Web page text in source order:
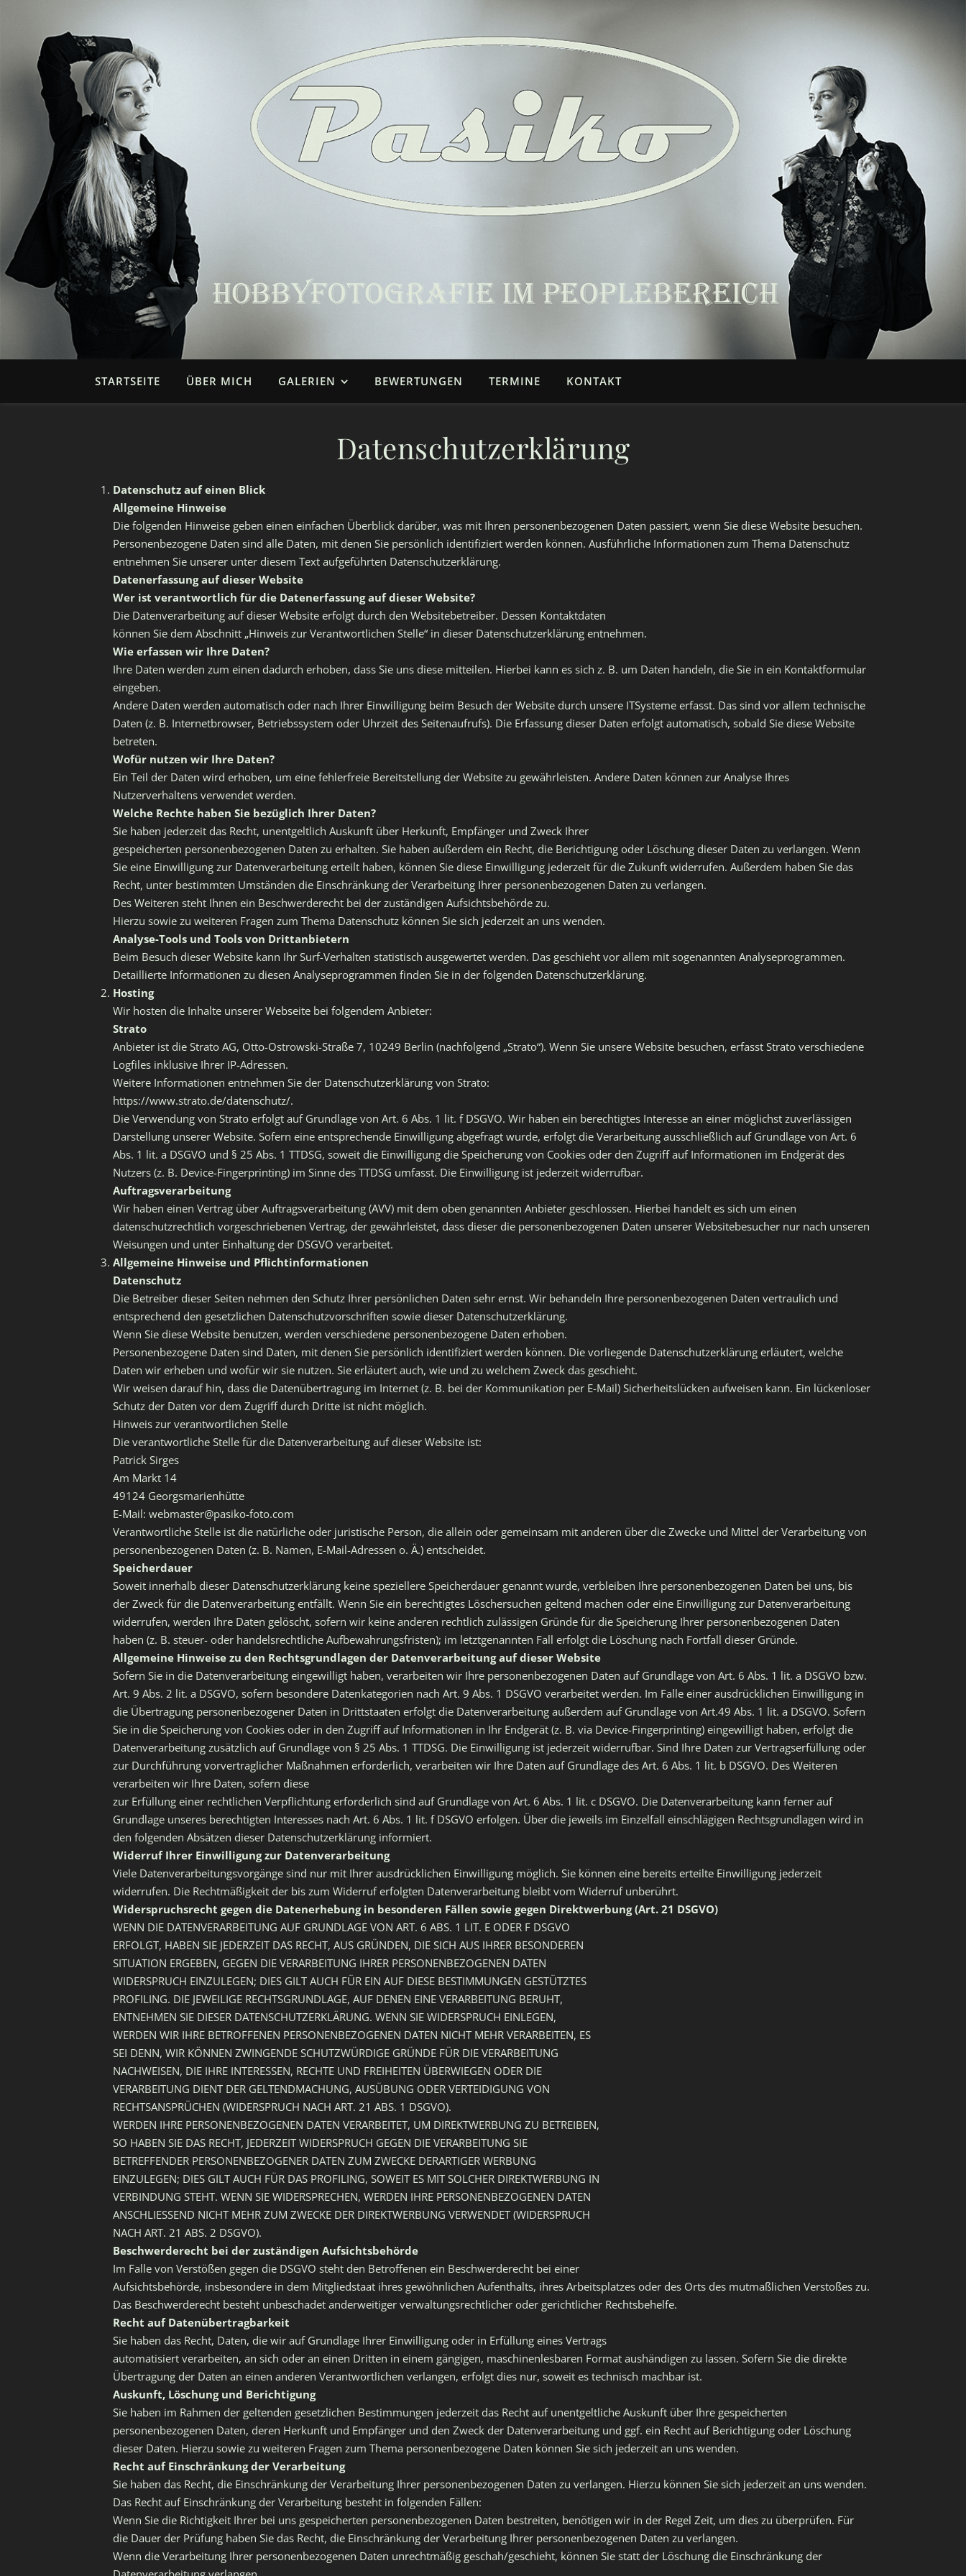
STARTSEITE ÜBER MICH GALERIEN BEWERTUNGEN TERMINE KONTAKT
Datenschutzerklärung
Datenschutz auf einen Blick
Allgemeine Hinweise
Die folgenden Hinweise geben einen einfachen Überblick darüber, was mit Ihren personenbezogenen Daten passiert, wenn Sie diese Website besuchen.
Personenbezogene Daten sind alle Daten, mit denen Sie persönlich identifiziert werden können. Ausführliche Informationen zum Thema Datenschutz
entnehmen Sie unserer unter diesem Text aufgeführten Datenschutzerklärung.
Datenerfassung auf dieser Website
Wer ist verantwortlich für die Datenerfassung auf dieser Website?
Die Datenverarbeitung auf dieser Website erfolgt durch den Websitebetreiber. Dessen Kontaktdaten
können Sie dem Abschnitt „Hinweis zur Verantwortlichen Stelle“ in dieser Datenschutzerklärung entnehmen.
Wie erfassen wir Ihre Daten?
Ihre Daten werden zum einen dadurch erhoben, dass Sie uns diese mitteilen. Hierbei kann es sich z. B. um Daten handeln, die Sie in ein Kontaktformular
eingeben.
Andere Daten werden automatisch oder nach Ihrer Einwilligung beim Besuch der Website durch unsere ITSysteme erfasst. Das sind vor allem technische
Daten (z. B. Internetbrowser, Betriebssystem oder Uhrzeit des Seitenaufrufs). Die Erfassung dieser Daten erfolgt automatisch, sobald Sie diese Website
betreten.
Wofür nutzen wir Ihre Daten?
Ein Teil der Daten wird erhoben, um eine fehlerfreie Bereitstellung der Website zu gewährleisten. Andere Daten können zur Analyse Ihres
Nutzerverhaltens verwendet werden.
Welche Rechte haben Sie bezüglich Ihrer Daten?
Sie haben jederzeit das Recht, unentgeltlich Auskunft über Herkunft, Empfänger und Zweck Ihrer
gespeicherten personenbezogenen Daten zu erhalten. Sie haben außerdem ein Recht, die Berichtigung oder Löschung dieser Daten zu verlangen. Wenn
Sie eine Einwilligung zur Datenverarbeitung erteilt haben, können Sie diese Einwilligung jederzeit für die Zukunft widerrufen. Außerdem haben Sie das
Recht, unter bestimmten Umständen die Einschränkung der Verarbeitung Ihrer personenbezogenen Daten zu verlangen.
Des Weiteren steht Ihnen ein Beschwerderecht bei der zuständigen Aufsichtsbehörde zu.
Hierzu sowie zu weiteren Fragen zum Thema Datenschutz können Sie sich jederzeit an uns wenden.
Analyse-Tools und Tools von Drittanbietern
Beim Besuch dieser Website kann Ihr Surf-Verhalten statistisch ausgewertet werden. Das geschieht vor allem mit sogenannten Analyseprogrammen.
Detaillierte Informationen zu diesen Analyseprogrammen finden Sie in der folgenden Datenschutzerklärung.
Hosting
Wir hosten die Inhalte unserer Webseite bei folgendem Anbieter:
Strato
Anbieter ist die Strato AG, Otto-Ostrowski-Straße 7, 10249 Berlin (nachfolgend „Strato“). Wenn Sie unsere Website besuchen, erfasst Strato verschiedene
Logfiles inklusive Ihrer IP-Adressen.
Weitere Informationen entnehmen Sie der Datenschutzerklärung von Strato:
https://www.strato.de/datenschutz/.
Die Verwendung von Strato erfolgt auf Grundlage von Art. 6 Abs. 1 lit. f DSGVO. Wir haben ein berechtigtes Interesse an einer möglichst zuverlässigen
Darstellung unserer Website. Sofern eine entsprechende Einwilligung abgefragt wurde, erfolgt die Verarbeitung ausschließlich auf Grundlage von Art. 6
Abs. 1 lit. a DSGVO und § 25 Abs. 1 TTDSG, soweit die Einwilligung die Speicherung von Cookies oder den Zugriff auf Informationen im Endgerät des
Nutzers (z. B. Device-Fingerprinting) im Sinne des TTDSG umfasst. Die Einwilligung ist jederzeit widerrufbar.
Auftragsverarbeitung
Wir haben einen Vertrag über Auftragsverarbeitung (AVV) mit dem oben genannten Anbieter geschlossen. Hierbei handelt es sich um einen
datenschutzrechtlich vorgeschriebenen Vertrag, der gewährleistet, dass dieser die personenbezogenen Daten unserer Websitebesucher nur nach unseren
Weisungen und unter Einhaltung der DSGVO verarbeitet.
Allgemeine Hinweise und Pflichtinformationen
Datenschutz
Die Betreiber dieser Seiten nehmen den Schutz Ihrer persönlichen Daten sehr ernst. Wir behandeln Ihre personenbezogenen Daten vertraulich und
entsprechend den gesetzlichen Datenschutzvorschriften sowie dieser Datenschutzerklärung.
Wenn Sie diese Website benutzen, werden verschiedene personenbezogene Daten erhoben.
Personenbezogene Daten sind Daten, mit denen Sie persönlich identifiziert werden können. Die vorliegende Datenschutzerklärung erläutert, welche
Daten wir erheben und wofür wir sie nutzen. Sie erläutert auch, wie und zu welchem Zweck das geschieht.
Wir weisen darauf hin, dass die Datenübertragung im Internet (z. B. bei der Kommunikation per E-Mail) Sicherheitslücken aufweisen kann. Ein lückenloser
Schutz der Daten vor dem Zugriff durch Dritte ist nicht möglich.
Hinweis zur verantwortlichen Stelle
Die verantwortliche Stelle für die Datenverarbeitung auf dieser Website ist:
Patrick Sirges
Am Markt 14
49124 Georgsmarienhütte
E-Mail: webmaster@pasiko-foto.com
Verantwortliche Stelle ist die natürliche oder juristische Person, die allein oder gemeinsam mit anderen über die Zwecke und Mittel der Verarbeitung von
personenbezogenen Daten (z. B. Namen, E-Mail-Adressen o. Ä.) entscheidet.
Speicherdauer
Soweit innerhalb dieser Datenschutzerklärung keine speziellere Speicherdauer genannt wurde, verbleiben Ihre personenbezogenen Daten bei uns, bis
der Zweck für die Datenverarbeitung entfällt. Wenn Sie ein berechtigtes Löschersuchen geltend machen oder eine Einwilligung zur Datenverarbeitung
widerrufen, werden Ihre Daten gelöscht, sofern wir keine anderen rechtlich zulässigen Gründe für die Speicherung Ihrer personenbezogenen Daten
haben (z. B. steuer- oder handelsrechtliche Aufbewahrungsfristen); im letztgenannten Fall erfolgt die Löschung nach Fortfall dieser Gründe.
Allgemeine Hinweise zu den Rechtsgrundlagen der Datenverarbeitung auf dieser Website
Sofern Sie in die Datenverarbeitung eingewilligt haben, verarbeiten wir Ihre personenbezogenen Daten auf Grundlage von Art. 6 Abs. 1 lit. a DSGVO bzw.
Art. 9 Abs. 2 lit. a DSGVO, sofern besondere Datenkategorien nach Art. 9 Abs. 1 DSGVO verarbeitet werden. Im Falle einer ausdrücklichen Einwilligung in
die Übertragung personenbezogener Daten in Drittstaaten erfolgt die Datenverarbeitung außerdem auf Grundlage von Art.49 Abs. 1 lit. a DSGVO. Sofern
Sie in die Speicherung von Cookies oder in den Zugriff auf Informationen in Ihr Endgerät (z. B. via Device-Fingerprinting) eingewilligt haben, erfolgt die
Datenverarbeitung zusätzlich auf Grundlage von § 25 Abs. 1 TTDSG. Die Einwilligung ist jederzeit widerrufbar. Sind Ihre Daten zur Vertragserfüllung oder
zur Durchführung vorvertraglicher Maßnahmen erforderlich, verarbeiten wir Ihre Daten auf Grundlage des Art. 6 Abs. 1 lit. b DSGVO. Des Weiteren
verarbeiten wir Ihre Daten, sofern diese
zur Erfüllung einer rechtlichen Verpflichtung erforderlich sind auf Grundlage von Art. 6 Abs. 1 lit. c DSGVO. Die Datenverarbeitung kann ferner auf
Grundlage unseres berechtigten Interesses nach Art. 6 Abs. 1 lit. f DSGVO erfolgen. Über die jeweils im Einzelfall einschlägigen Rechtsgrundlagen wird in
den folgenden Absätzen dieser Datenschutzerklärung informiert.
Widerruf Ihrer Einwilligung zur Datenverarbeitung
Viele Datenverarbeitungsvorgänge sind nur mit Ihrer ausdrücklichen Einwilligung möglich. Sie können eine bereits erteilte Einwilligung jederzeit
widerrufen. Die Rechtmäßigkeit der bis zum Widerruf erfolgten Datenverarbeitung bleibt vom Widerruf unberührt.
Widerspruchsrecht gegen die Datenerhebung in besonderen Fällen sowie gegen Direktwerbung (Art. 21 DSGVO)
WENN DIE DATENVERARBEITUNG AUF GRUNDLAGE VON ART. 6 ABS. 1 LIT. E ODER F DSGVO
ERFOLGT, HABEN SIE JEDERZEIT DAS RECHT, AUS GRÜNDEN, DIE SICH AUS IHRER BESONDEREN
SITUATION ERGEBEN, GEGEN DIE VERARBEITUNG IHRER PERSONENBEZOGENEN DATEN
WIDERSPRUCH EINZULEGEN; DIES GILT AUCH FÜR EIN AUF DIESE BESTIMMUNGEN GESTÜTZTES
PROFILING. DIE JEWEILIGE RECHTSGRUNDLAGE, AUF DENEN EINE VERARBEITUNG BERUHT,
ENTNEHMEN SIE DIESER DATENSCHUTZERKLÄRUNG. WENN SIE WIDERSPRUCH EINLEGEN,
WERDEN WIR IHRE BETROFFENEN PERSONENBEZOGENEN DATEN NICHT MEHR VERARBEITEN, ES
SEI DENN, WIR KÖNNEN ZWINGENDE SCHUTZWÜRDIGE GRÜNDE FÜR DIE VERARBEITUNG
NACHWEISEN, DIE IHRE INTERESSEN, RECHTE UND FREIHEITEN ÜBERWIEGEN ODER DIE
VERARBEITUNG DIENT DER GELTENDMACHUNG, AUSÜBUNG ODER VERTEIDIGUNG VON
RECHTSANSPRÜCHEN (WIDERSPRUCH NACH ART. 21 ABS. 1 DSGVO).
WERDEN IHRE PERSONENBEZOGENEN DATEN VERARBEITET, UM DIREKTWERBUNG ZU BETREIBEN,
SO HABEN SIE DAS RECHT, JEDERZEIT WIDERSPRUCH GEGEN DIE VERARBEITUNG SIE
BETREFFENDER PERSONENBEZOGENER DATEN ZUM ZWECKE DERARTIGER WERBUNG
EINZULEGEN; DIES GILT AUCH FÜR DAS PROFILING, SOWEIT ES MIT SOLCHER DIREKTWERBUNG IN
VERBINDUNG STEHT. WENN SIE WIDERSPRECHEN, WERDEN IHRE PERSONENBEZOGENEN DATEN
ANSCHLIESSEND NICHT MEHR ZUM ZWECKE DER DIREKTWERBUNG VERWENDET (WIDERSPRUCH
NACH ART. 21 ABS. 2 DSGVO).
Beschwerderecht bei der zuständigen Aufsichtsbehörde
Im Falle von Verstößen gegen die DSGVO steht den Betroffenen ein Beschwerderecht bei einer
Aufsichtsbehörde, insbesondere in dem Mitgliedstaat ihres gewöhnlichen Aufenthalts, ihres Arbeitsplatzes oder des Orts des mutmaßlichen Verstoßes zu.
Das Beschwerderecht besteht unbeschadet anderweitiger verwaltungsrechtlicher oder gerichtlicher Rechtsbehelfe.
Recht auf Datenübertragbarkeit
Sie haben das Recht, Daten, die wir auf Grundlage Ihrer Einwilligung oder in Erfüllung eines Vertrags
automatisiert verarbeiten, an sich oder an einen Dritten in einem gängigen, maschinenlesbaren Format aushändigen zu lassen. Sofern Sie die direkte
Übertragung der Daten an einen anderen Verantwortlichen verlangen, erfolgt dies nur, soweit es technisch machbar ist.
Auskunft, Löschung und Berichtigung
Sie haben im Rahmen der geltenden gesetzlichen Bestimmungen jederzeit das Recht auf unentgeltliche Auskunft über Ihre gespeicherten
personenbezogenen Daten, deren Herkunft und Empfänger und den Zweck der Datenverarbeitung und ggf. ein Recht auf Berichtigung oder Löschung
dieser Daten. Hierzu sowie zu weiteren Fragen zum Thema personenbezogene Daten können Sie sich jederzeit an uns wenden.
Recht auf Einschränkung der Verarbeitung
Sie haben das Recht, die Einschränkung der Verarbeitung Ihrer personenbezogenen Daten zu verlangen. Hierzu können Sie sich jederzeit an uns wenden.
Das Recht auf Einschränkung der Verarbeitung besteht in folgenden Fällen:
Wenn Sie die Richtigkeit Ihrer bei uns gespeicherten personenbezogenen Daten bestreiten, benötigen wir in der Regel Zeit, um dies zu überprüfen. Für
die Dauer der Prüfung haben Sie das Recht, die Einschränkung der Verarbeitung Ihrer personenbezogenen Daten zu verlangen.
Wenn die Verarbeitung Ihrer personenbezogenen Daten unrechtmäßig geschah/geschieht, können Sie statt der Löschung die Einschränkung der